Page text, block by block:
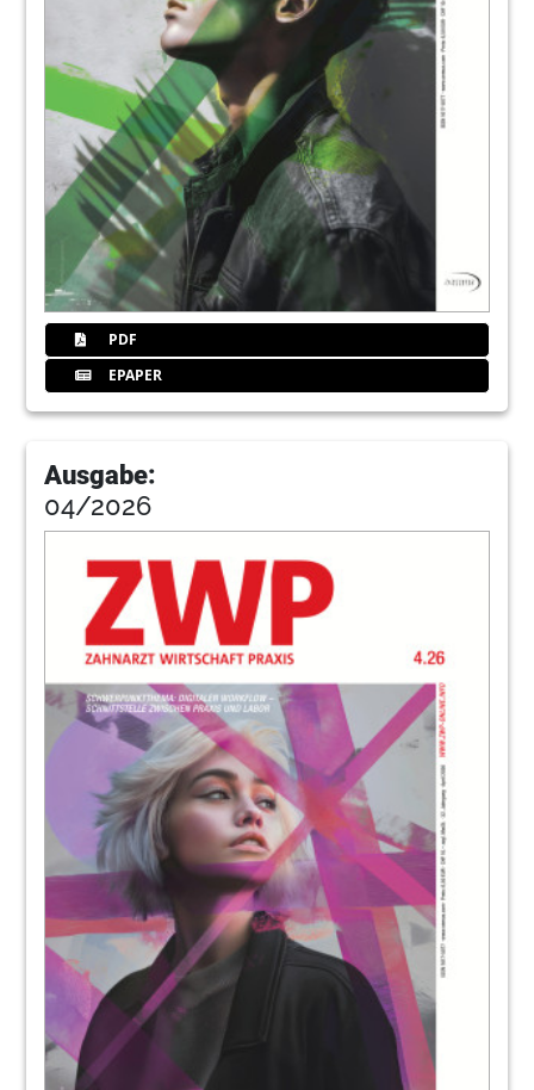
92 Schneider
102Icmedical
104Klimek
106Zmprodukte
116Pfokus
Spang
122Trend
Irland
128 Impressum
129Kleinanzeige
130 Wissenscheck
PDF
EPAPER
Ausgabe:
04/2026